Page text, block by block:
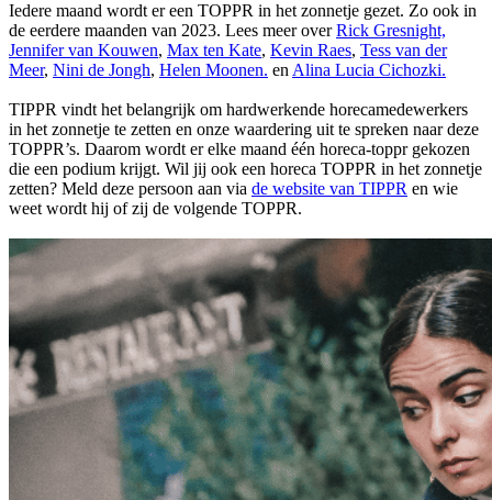
Iedere maand wordt er een TOPPR in het zonnetje gezet. Zo ook in
de eerdere maanden van 2023. Lees meer overRick Gresnight,
Jennifer van Kouwen, Max ten Kate, Kevin Raes, Tess van der
Meer, Nini de Jongh, Helen Moonen. en Alina Lucia Cichozki.
TIPPR vindt het belangrijk om hardwerkende horecamedewerkers
in het zonnetje te zetten en onze waardering uit te spreken naar deze
TOPPR’s. Daarom wordt er elke maand één horeca-toppr gekozen
die een podium krijgt. Wil jij ook een horeca TOPPR in het zonnetje
zetten? Meld deze persoon aan via de website van TIPPR en wie
weet wordt hij of zij de volgende TOPPR.